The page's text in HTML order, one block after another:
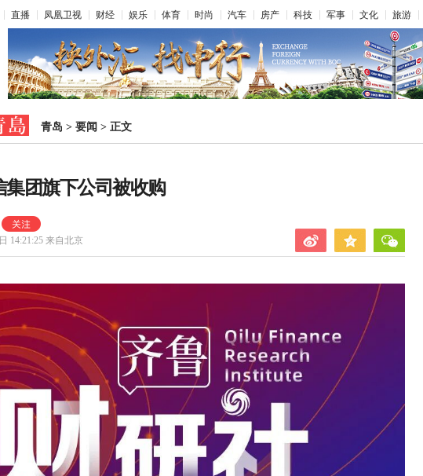
直播 凤凰卫视 财经 娱乐 体育 时尚 汽车 房产 科技 军事 文化 旅游
青岛 > 要闻 > 正文
集团旗下公司被收购
14:21:25 来自北京